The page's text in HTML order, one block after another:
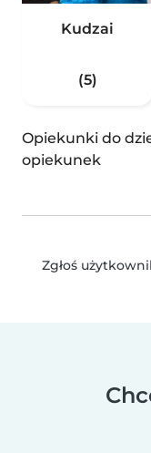
Kudzai
(5)
Opiekunki do
opiekunek
Zgłoś